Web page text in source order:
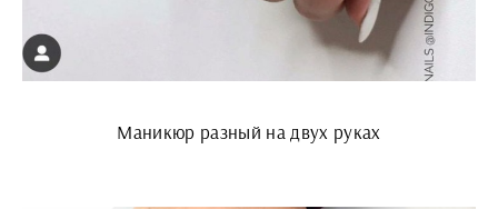
Маникюр разный на двух руках